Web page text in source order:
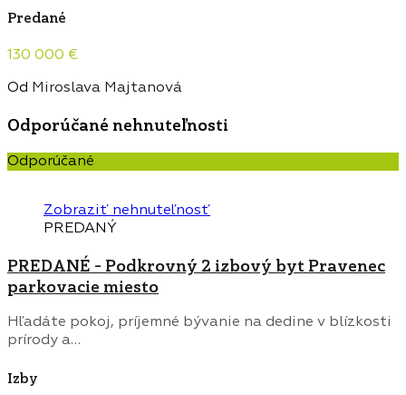
Predané
130 000 €
Od Miroslava Majtanová
Odporúčané nehnuteľnosti
Odporúčané
Zobraziť nehnuteľnosť
PREDANÝ
PREDANÉ – Podkrovný 2 izbový byt Pravenec
parkovacie miesto
Hľadáte pokoj, príjemné bývanie na dedine v blízkosti
prírody a…
Izby